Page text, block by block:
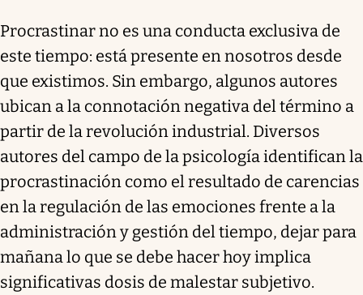
Procrastinar no es una conducta exclusiva de
este tiempo: está presente en nosotros desde
que existimos. Sin embargo, algunos autores
ubican a la connotación negativa del término a
partir de la revolución industrial. Diversos
autores del campo de la psicología identifican la
procrastinación como el resultado de carencias
en la regulación de las emociones frente a la
administración y gestión del tiempo, dejar para
mañana lo que se debe hacer hoy implica
significativas dosis de malestar subjetivo.